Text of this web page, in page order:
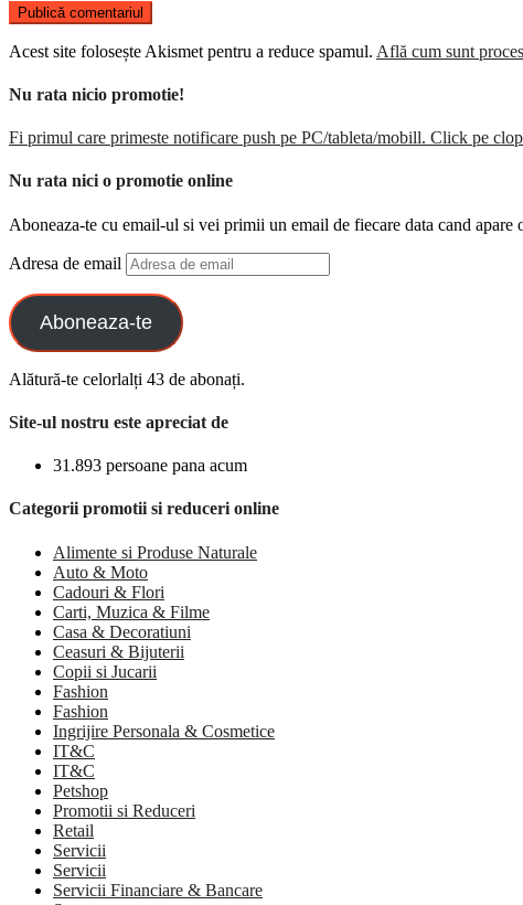
Acest site folosește Akismet pentru a reduce spamul. Află cum sunt
Nu rata nicio promotie!
Fi primul care primeste notificare push pe PC/tableta/mobill. Click pe
Nu rata nici o promotie online
Aboneaza-te cu email-ul si vei primii un email de fiecare data cand apare
Adresa de email
Aboneaza-te
Alătură-te celorlalți 43 de abonați.
Site-ul nostru este apreciat de
31.893 persoane pana acum
Categorii promotii si reduceri online
Alimente si Produse Naturale
Auto & Moto
Cadouri & Flori
Carti, Muzica & Filme
Casa & Decoratiuni
Ceasuri & Bijuterii
Copii si Jucarii
Fashion
Fashion
Ingrijire Personala & Cosmetice
IT&C
IT&C
Petshop
Promotii si Reduceri
Retail
Servicii
Servicii
Servicii Financiare & Bancare